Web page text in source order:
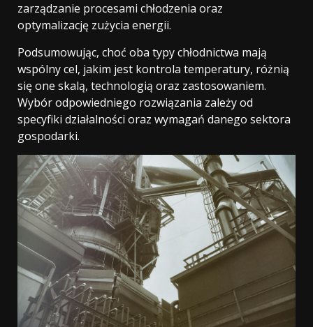
zarządzanie procesami chłodzenia oraz
optymalizację zużycia energii.
Podsumowując, choć oba typy chłodnictwa mają
wspólny cel, jakim jest kontrola temperatury, różnią
się one skalą, technologią oraz zastosowaniem.
Wybór odpowiedniego rozwiązania zależy od
specyfiki działalności oraz wymagań danego sektora
gospodarki.